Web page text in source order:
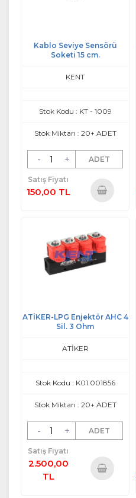
Kablo Seviye Sensörü
Soketi 15 cm.
KENT
Stok Kodu : KT - 1009
Stok Miktarı : 20+ ADET
- + ADET
Satış Fiyatı
150,00 TL
ATİKER-LPG Enjektör AHC 4
Sil. 3 Ohm
ATİKER
Stok Kodu : K01.001856
Stok Miktarı : 20+ ADET
- + ADET
Satış Fiyatı
2.500,00
TL